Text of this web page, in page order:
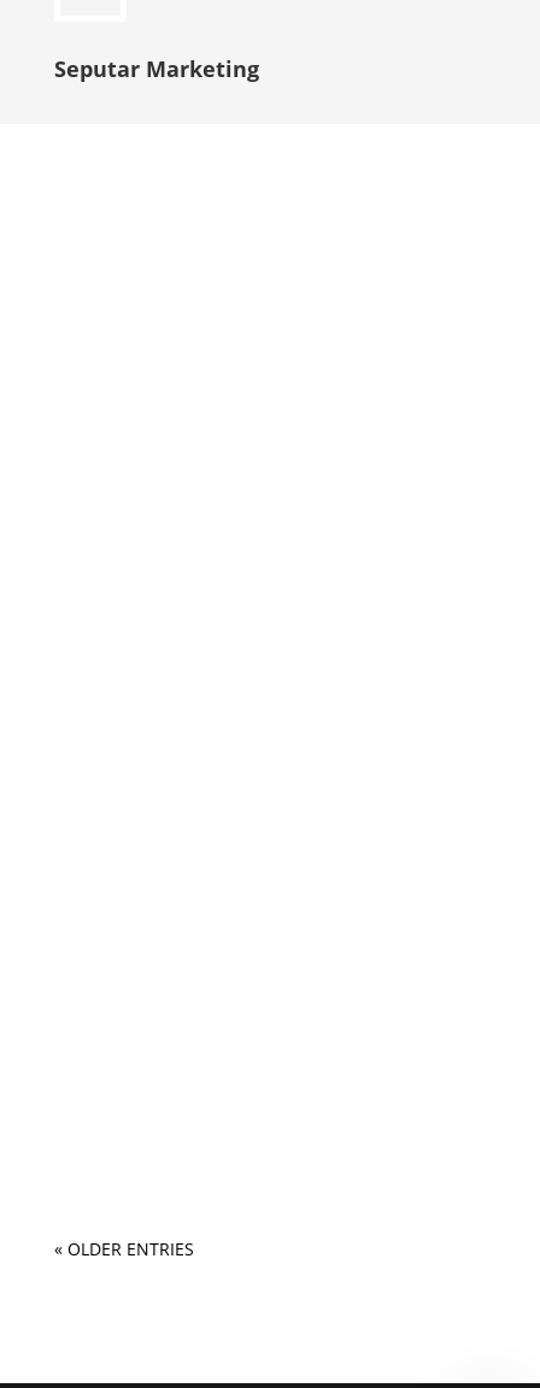
Seputar Marketing
« OLDER ENTRIES